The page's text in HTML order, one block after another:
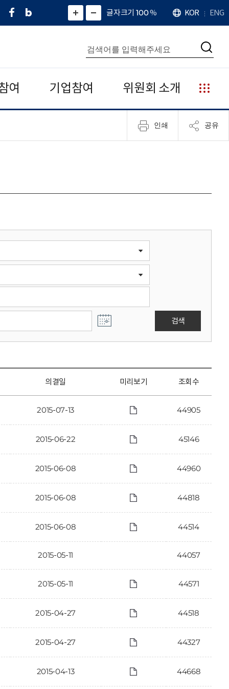
페
네
그
)
화
면
면
소
확
대
치
글자크기 100%
언
어
KOR ENG
통
합
검
색
검
여 기업참여 위원회 소개
누
리
집
안
인쇄 공유
검색
의결일 미리보기 조회수
2015-07-13 44905
2015-06-22 45146
2015-06-08 44960
2015-06-08 44818
2015-06-08 44514
2015-05-11 44057
2015-05-11 44571
2015-04-27 44518
2015-04-27 44327
2015-04-13 44668